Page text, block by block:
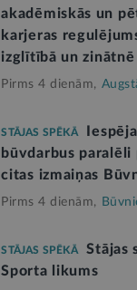
akadēmiskās un
karjeras
izglītībā un zinātnē
Pirms 4 dienām,
STĀJAS SPĒKĀ
būvdarbus
citas izmaiņas
Pirms 4 dienām,
STĀJAS SPĒKĀ
Stājas
Sporta likums